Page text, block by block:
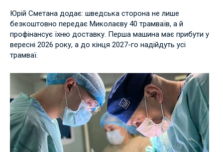
Юрій Сметана додає: шведська сторона не лише
безкоштовно передає Миколаєву 40 трамваїв, а й
профінансує їхню доставку. Перша машина має прибути у
вересні 2026 року, а до кінця 2027-го надійдуть усі
трамваї.